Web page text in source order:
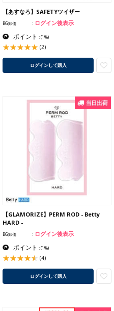
【あすなろ】SAFETYツイザー
BG卸価 ログイン後表示
ポイント :(1%)
(2)
ログインして購入
【GLAMORIZE】PERM ROD - Betty
HARD -
BG卸価 ログイン後表示
ポイント :(1%)
(4)
ログインして購入